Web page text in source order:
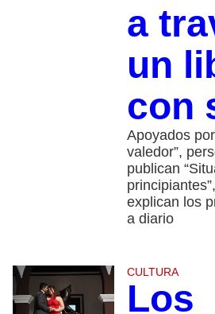
a
un
con
Apoyados
valedor”,
publican
explican los
a diario
CULTURA
Los